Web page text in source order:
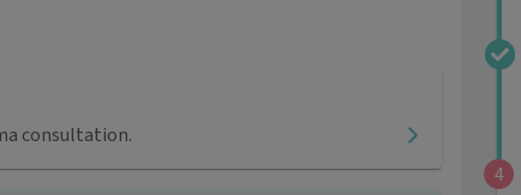
consultation.
4
4